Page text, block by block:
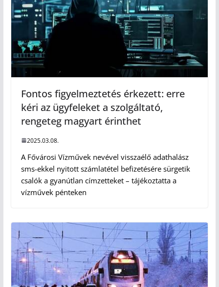
Fontos figyelmeztetés érkezett: erre
kéri az ügyfeleket a szolgáltató,
rengeteg magyart érinthet
2025.03.08.
A Fővárosi Vízművek nevével visszaélő adathalász
sms-ekkel nyitott számlatétel befizetésére sürgetik
csalók a gyanútlan címzetteket – tájékoztatta a
vízművek pénteken